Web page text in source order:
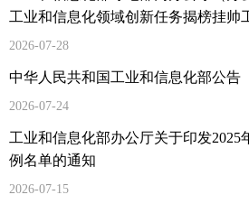
工业和信息化领域创新任务揭榜挂帅
2026-07-28
中华人民共和国工业和信息化部公告
2026-07-24
工业和信息化部办公厅关于印发2025
例名单的通知
2026-07-15